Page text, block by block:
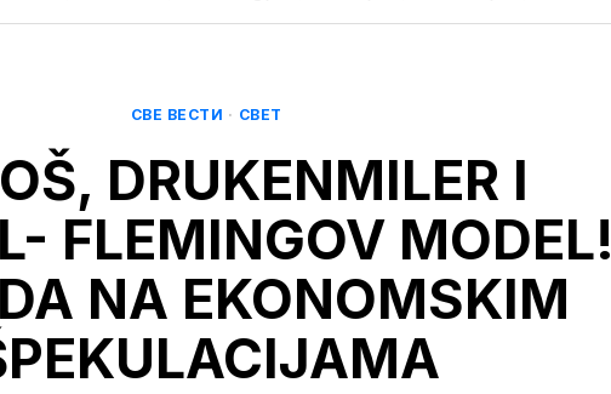
СВЕ ВЕСТИ · СВЕТ
DRUKENMILER I
FLEMINGOV MODEL!
NA EKONOMSKIM